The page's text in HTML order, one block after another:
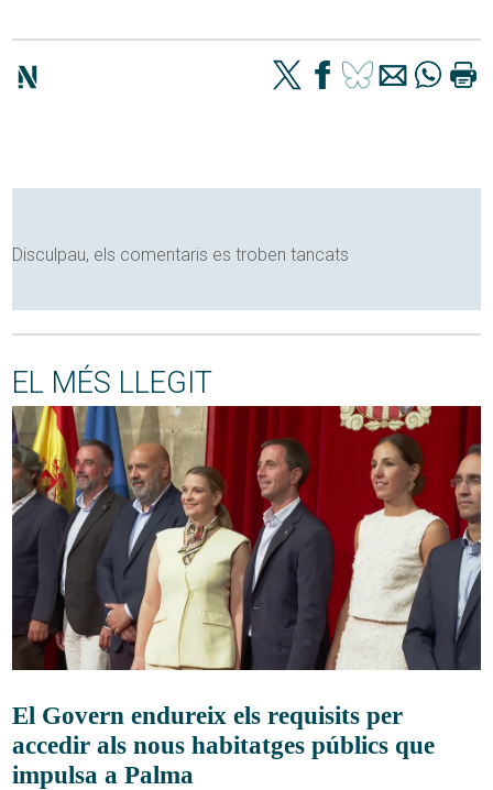
Disculpau, els comentaris es troben tancats
EL MÉS LLEGIT
El Govern endureix els requisits per
accedir als nous habitatges públics que
impulsa a Palma